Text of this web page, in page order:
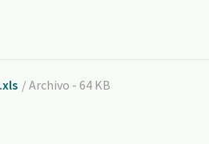
/ Archivo - 64 KB